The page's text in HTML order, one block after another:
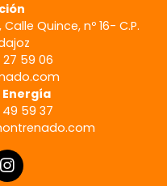
Quince, nº 16- C.P.
59 06
59 37